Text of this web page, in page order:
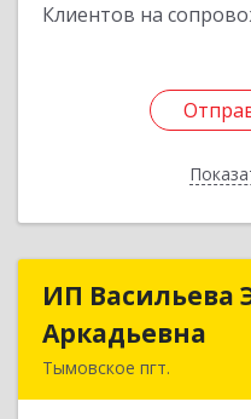
Клиентов на
ИП Васильева
Аркадьевна
Тымовское пгт.
ИП